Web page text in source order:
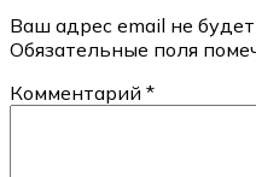
Ваш адрес email не
Обязательные поля
Комментарий *